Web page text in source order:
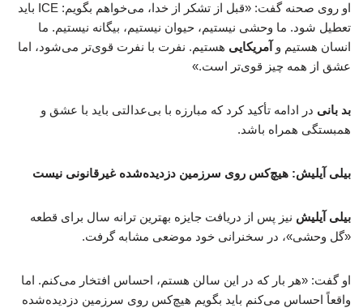
او روی صحنه گفت: «قبل از تشکر از خدا، می‌خواهم بگویم: ICE باید
تعطیل شود. ما وحشی نیستیم، حیوان نیستیم، بیگانه نیستیم. ما
انسان هستیم و آمریکایی هستیم. نفرت با نفرت قوی‌تر می‌شود، اما
عشق از همه چیز قوی‌تر است.»
بد بانی در ادامه تأکید کرد که مبارزه با بی‌عدالتی باید با عشق و
همبستگی همراه باشد.
بیلی آیلیش: هیچ‌کس روی سرزمین دزدیده‌شده غیرقانونی نیست
بیلی آیلیش نیز پس از دریافت جایزه بهترین ترانه سال برای قطعه
«گل وحشی»، در سخنرانی خود موضعی مشابه گرفت.
او گفت: «هر بار که در این سالن هستم، احساس افتخار می‌کنم. اما
واقعاً احساس می‌کنم باید بگویم هیچ‌کس روی سرزمین دزدیده‌شده